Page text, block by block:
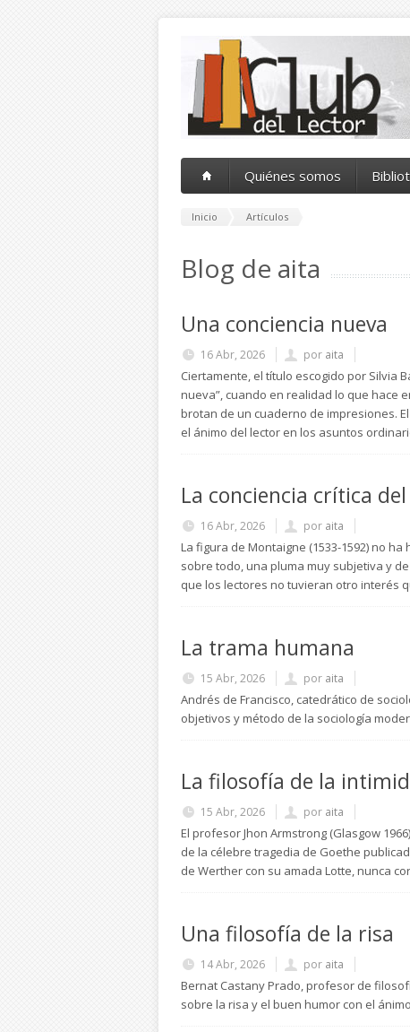
Quiénes somos
Inicio Artículos
Blog de aita
Una conciencia nueva
16 Abr, 2026 por aita
Ciertamente, el título escogido por Silvia
nueva”, cuando en realidad lo que hace
brotan de un cuaderno de impresiones.
el ánimo del lector en los asuntos
La conciencia crítica
16 Abr, 2026 por aita
La figura de Montaigne (1533-1592) no
sobre todo, una pluma muy subjetiva y
que los lectores no tuvieran otro interés
La trama humana
15 Abr, 2026 por aita
Andrés de Francisco, catedrático de
objetivos y método de la sociología
La filosofía de la
15 Abr, 2026 por aita
El profesor Jhon Armstrong (Glasgow
de la célebre tragedia de Goethe
de Werther con su amada Lotte, nunca
Una filosofía de la risa
14 Abr, 2026 por aita
Bernat Castany Prado, profesor de
sobre la risa y el buen humor con el